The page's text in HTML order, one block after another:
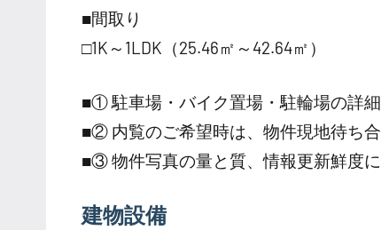
■間取り
□1K～1LDK（25.46㎡～42.64㎡）
■① 駐車場・バイク置場・駐輪場の詳細
■② 内覧のご希望時は、物件現地待ち合
■③ 物件写真の量と質、情報更新鮮度に
建物設備